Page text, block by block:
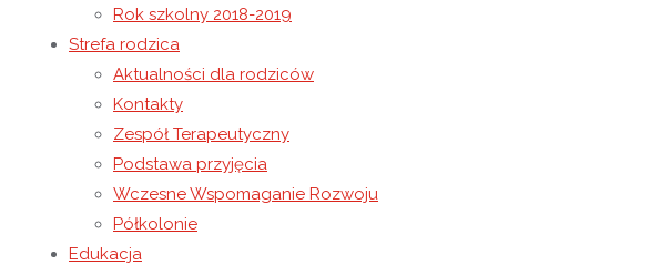
Rok szkolny 2018-2019
Strefa rodzica
Aktualności dla rodziców
Kontakty
Zespół Terapeutyczny
Podstawa przyjęcia
Wczesne Wspomaganie Rozwoju
Półkolonie
Edukacja
27 czerwca 202528 czerwca 2025
Spotkanie z Bajkopisarzem
25 czerwca odbyło się spotkanie z autorem wielu książek dla
piękne zdjęcia przyrody, które stały się idealnym tłem snutych
Serdecznie dziękujemy Panu Wojciechowi za mile spędzone